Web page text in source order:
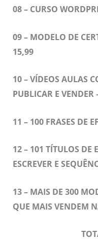
08 – CURSO
09 – MODELO DE
15,99
10 – VÍDEOS AULAS
PUBLICAR E VENDER
11 – 100 FRASES DE
12 – 101 TÍTULOS DE
ESCREVER E
13 – MAIS DE 300
QUE MAIS VENDEM